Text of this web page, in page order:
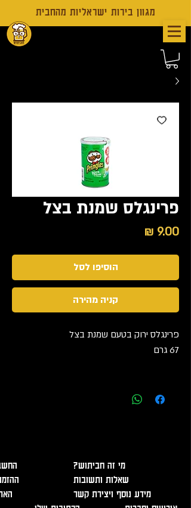
מגוון בירות ישראליות מהחבית
פרינגלס שמנת בצל
הוסיפו לסל
קניה מהירה
פרינגלס ירוק בטעם שמנת בצל
67 גרם
?מי זה חביתוש
שאלות ותשובות
מידע נוסף ויצירת קשר